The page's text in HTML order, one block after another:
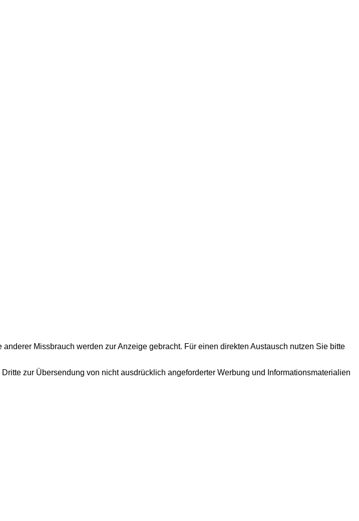
Missbrauch werden zur Anzeige gebracht. Für einen direkten Austausch nutzen Sie bitte
zur Übersendung von nicht ausdrücklich angeforderter Werbung und Informationsmaterialien